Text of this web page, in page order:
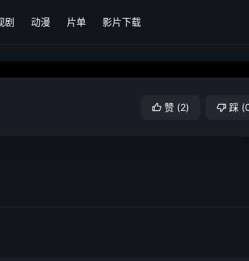
剧 动漫 片单 影片下载
赞 (2) 踩 (